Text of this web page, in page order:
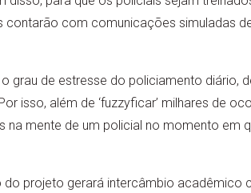
contarão com comunicações simuladas
grau de estresse do policiamento diário,
isso, além de ‘fuzzyficar’ milhares de
na mente de um policial no momento em
projeto gerará intercâmbio acadêmico